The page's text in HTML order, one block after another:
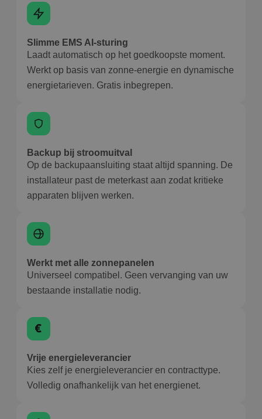
Slimme EMS AI-sturing
Laadt automatisch op het goedkoopste moment.
Werkt op basis van zonne-energie en dynamische
energietarieven. Gratis inbegrepen.
Backup bij stroomuitval
Op de backupaansluiting staat altijd spanning. De
installateur past de meterkast aan zodat kritieke
apparaten blijven werken.
Werkt met alle zonnepanelen
Universeel compatibel. Geen vervanging van uw
bestaande installatie nodig.
Vrije energieleverancier
Kies zelf je energieleverancier en contracttype.
Volledig onafhankelijk van het energienet.
Policy